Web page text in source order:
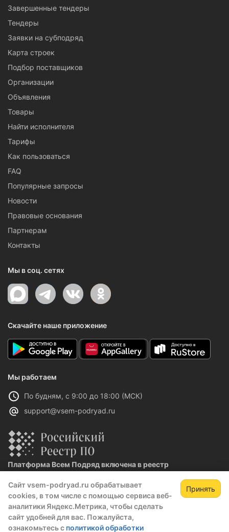
Сайт vsem-podryad.ru обрабатывает
cookies, в том числе с помощью сервиса веб-
аналитики Яндекс.Метрика, чтобы сделать
сайт удобней для вас. Пожалуйста,
ознакомьтесь с политикой обработки
Принять
Завершенные тендеры
Тендеры
Заявки на субподряд
Карта строек
Подбор поставщиков
Организации
Объявления
Товары
Найти исполнителя
Тарифы
Как пользоваться
FAQ
Популярные запросы
Новости
Правовые основания
Партнерам
Контакты
Мы в соц. сетях
Скачайте наше приложение
Мы работаем
По будням, с 9:00 до 18:00 (МСК)
support@vsem-podryad.ru
Платформа Всем Подряд включена в реестр
Реестровая запись №32021 от 06.02.2026
Политика конфиденциальности